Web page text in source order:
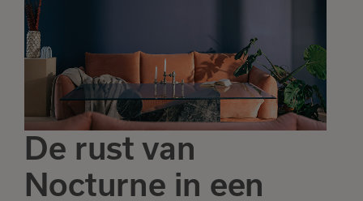
De rust van
Nocturne in een
Het product is
toegevoegd